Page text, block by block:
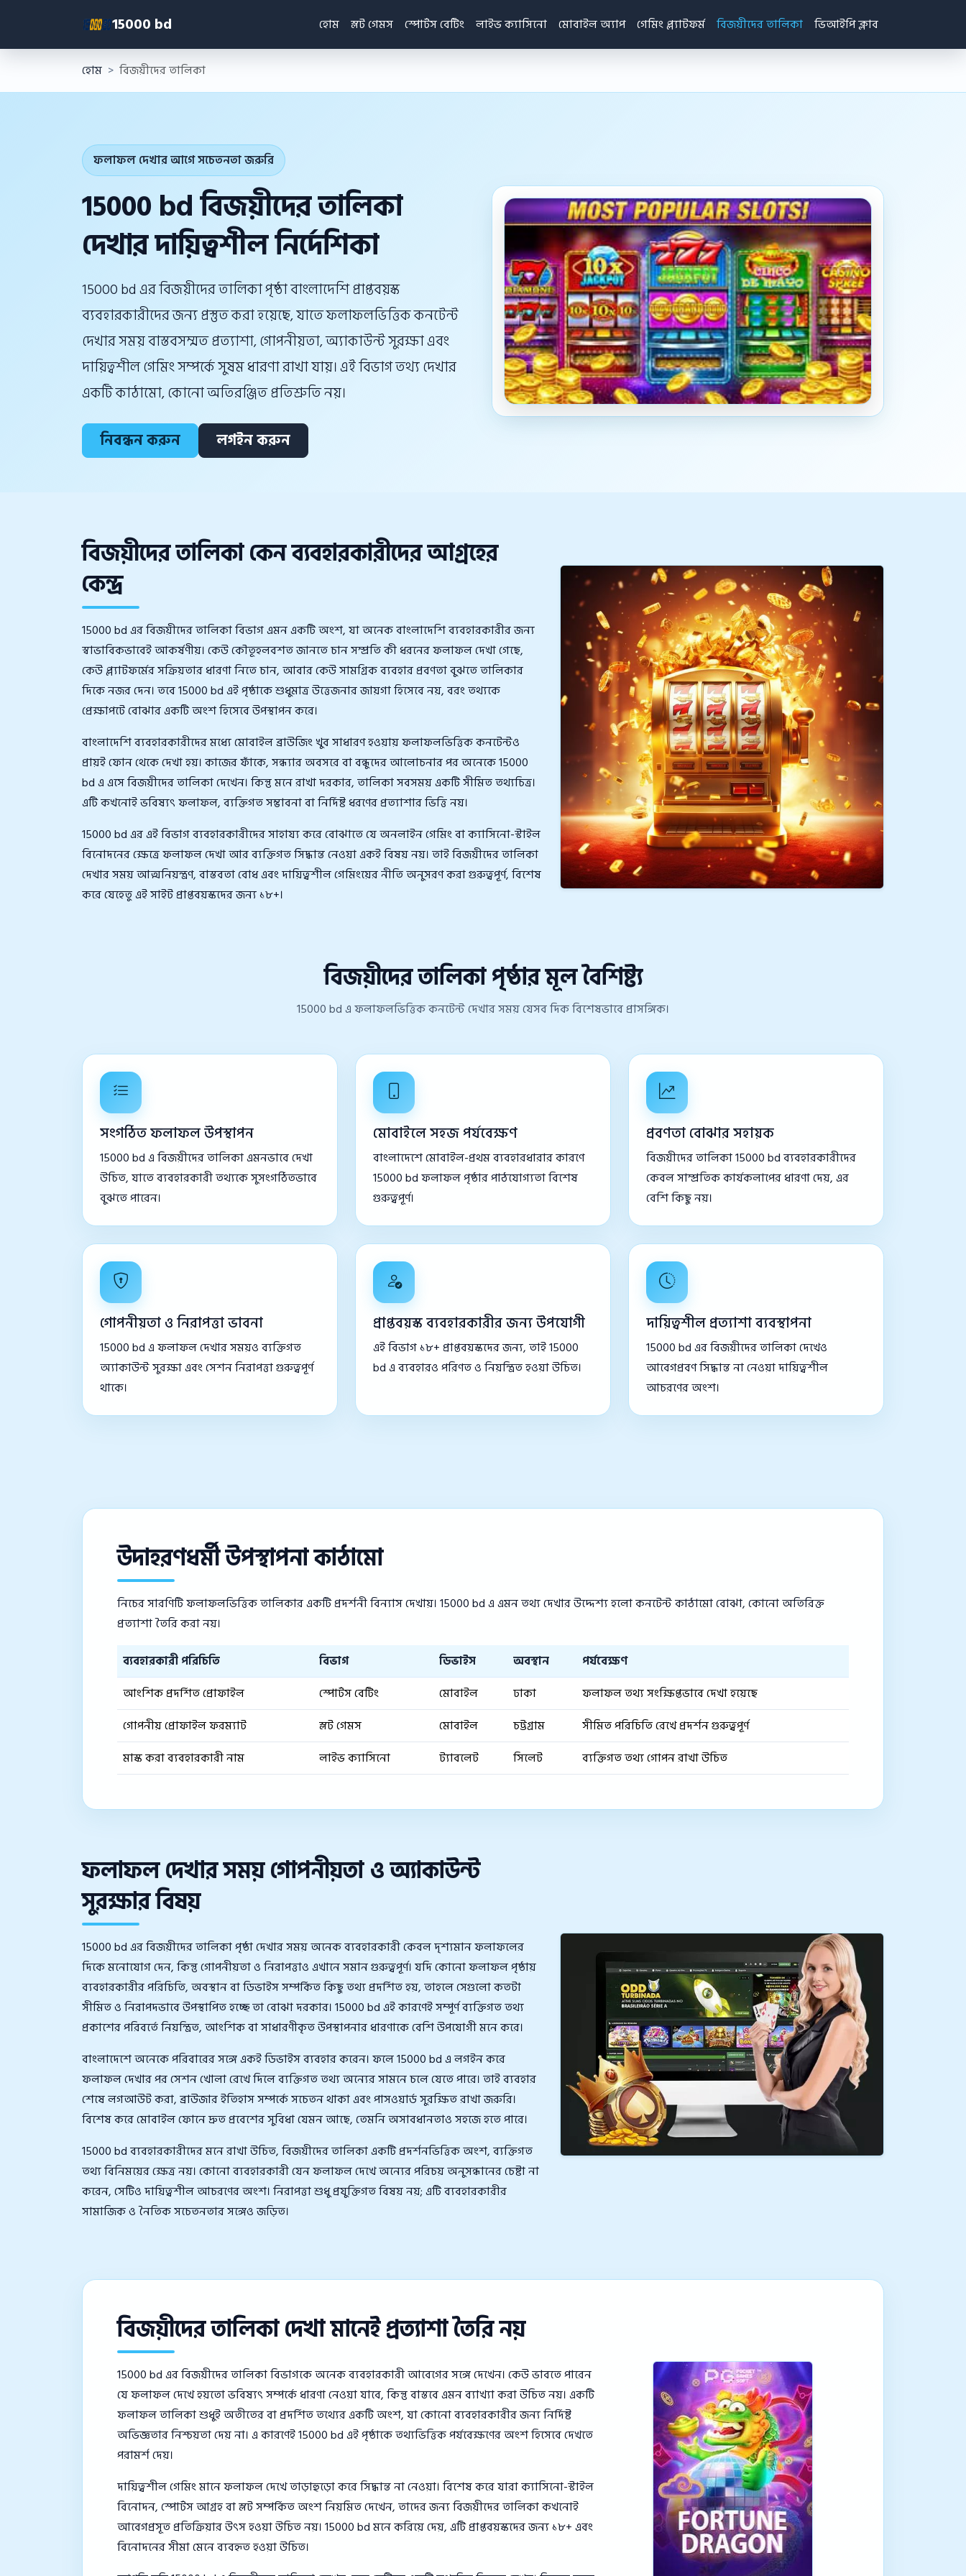
15000 bd হোম স্লট গেমস স্পোর্টস বেটিং লাইভ ক্যাসিনো মোবাইল অ্যাপ গেমিং প্ল্যাটফর্ম বিজয়ীদের তালিকা ভিআইপি ক্লাব
হোম বিজয়ীদের তালিকা
ফলাফল দেখার আগে সচেতনতা জরুরি
15000 bd বিজয়ীদের তালিকা
দেখার দায়িত্বশীল নির্দেশিকা
15000 bd এর বিজয়ীদের তালিকা পৃষ্ঠা বাংলাদেশি প্রাপ্তবয়স্ক
ব্যবহারকারীদের জন্য প্রস্তুত করা হয়েছে, যাতে ফলাফলভিত্তিক কনটেন্ট
দেখার সময় বাস্তবসম্মত প্রত্যাশা, গোপনীয়তা, অ্যাকাউন্ট সুরক্ষা এবং
দায়িত্বশীল গেমিং সম্পর্কে সুষম ধারণা রাখা যায়। এই বিভাগ তথ্য দেখার
একটি কাঠামো, কোনো অতিরঞ্জিত প্রতিশ্রুতি নয়।
নিবন্ধন করুন লগইন করুন
বিজয়ীদের তালিকা কেন ব্যবহারকারীদের আগ্রহের
কেন্দ্র
15000 bd এর বিজয়ীদের তালিকা বিভাগ এমন একটি অংশ, যা অনেক বাংলাদেশি ব্যবহারকারীর জন্য
স্বাভাবিকভাবেই আকর্ষণীয়। কেউ কৌতূহলবশত জানতে চান সম্প্রতি কী ধরনের ফলাফল দেখা গেছে,
কেউ প্ল্যাটফর্মের সক্রিয়তার ধারণা নিতে চান, আবার কেউ সামগ্রিক ব্যবহার প্রবণতা বুঝতে তালিকার
দিকে নজর দেন। তবে 15000 bd এই পৃষ্ঠাকে শুধুমাত্র উত্তেজনার জায়গা হিসেবে নয়, বরং তথ্যকে
প্রেক্ষাপটে বোঝার একটি অংশ হিসেবে উপস্থাপন করে।
বাংলাদেশি ব্যবহারকারীদের মধ্যে মোবাইল ব্রাউজিং খুব সাধারণ হওয়ায় ফলাফলভিত্তিক কনটেন্টও
প্রায়ই ফোন থেকে দেখা হয়। কাজের ফাঁকে, সন্ধ্যার অবসরে বা বন্ধুদের আলোচনার পর অনেকে 15000
bd এ এসে বিজয়ীদের তালিকা দেখেন। কিন্তু মনে রাখা দরকার, তালিকা সবসময় একটি সীমিত তথ্যচিত্র।
এটি কখনোই ভবিষ্যৎ ফলাফল, ব্যক্তিগত সম্ভাবনা বা নির্দিষ্ট ধরণের প্রত্যাশার ভিত্তি নয়।
15000 bd এর এই বিভাগ ব্যবহারকারীদের সাহায্য করে বোঝাতে যে অনলাইন গেমিং বা ক্যাসিনো-স্টাইল
বিনোদনের ক্ষেত্রে ফলাফল দেখা আর ব্যক্তিগত সিদ্ধান্ত নেওয়া একই বিষয় নয়। তাই বিজয়ীদের তালিকা
দেখার সময় আত্মনিয়ন্ত্রণ, বাস্তবতা বোধ এবং দায়িত্বশীল গেমিংয়ের নীতি অনুসরণ করা গুরুত্বপূর্ণ, বিশেষ
করে যেহেতু এই সাইট প্রাপ্তবয়স্কদের জন্য ১৮+।
বিজয়ীদের তালিকা পৃষ্ঠার মূল বৈশিষ্ট্য
15000 bd এ ফলাফলভিত্তিক কনটেন্ট দেখার সময় যেসব দিক বিশেষভাবে প্রাসঙ্গিক।
সংগঠিত ফলাফল উপস্থাপন
15000 bd এ বিজয়ীদের তালিকা এমনভাবে দেখা
উচিত, যাতে ব্যবহারকারী তথ্যকে সুসংগঠিতভাবে
বুঝতে পারেন।
মোবাইলে সহজ পর্যবেক্ষণ
বাংলাদেশে মোবাইল-প্রথম ব্যবহারধারার কারণে
15000 bd ফলাফল পৃষ্ঠার পাঠযোগ্যতা বিশেষ
গুরুত্বপূর্ণ।
প্রবণতা বোঝার সহায়ক
বিজয়ীদের তালিকা 15000 bd ব্যবহারকারীদের
কেবল সাম্প্রতিক কার্যকলাপের ধারণা দেয়, এর
বেশি কিছু নয়।
গোপনীয়তা ও নিরাপত্তা ভাবনা
15000 bd এ ফলাফল দেখার সময়ও ব্যক্তিগত
অ্যাকাউন্ট সুরক্ষা এবং সেশন নিরাপত্তা গুরুত্বপূর্ণ
থাকে।
প্রাপ্তবয়স্ক ব্যবহারকারীর জন্য উপযোগী
এই বিভাগ ১৮+ প্রাপ্তবয়স্কদের জন্য, তাই 15000
bd এ ব্যবহারও পরিণত ও নিয়ন্ত্রিত হওয়া উচিত।
দায়িত্বশীল প্রত্যাশা ব্যবস্থাপনা
15000 bd এর বিজয়ীদের তালিকা দেখেও
আবেগপ্রবণ সিদ্ধান্ত না নেওয়া দায়িত্বশীল
আচরণের অংশ।
উদাহরণধর্মী উপস্থাপনা কাঠামো
নিচের সারণিটি ফলাফলভিত্তিক তালিকার একটি প্রদর্শনী বিন্যাস দেখায়। 15000 bd এ এমন তথ্য দেখার উদ্দেশ্য হলো কনটেন্ট কাঠামো বোঝা, কোনো অতিরিক্ত
প্রত্যাশা তৈরি করা নয়।
ব্যবহারকারী পরিচিতি
বিভাগ ডিভাইস অবস্থান
পর্যবেক্ষণ
আংশিক প্রদর্শিত প্রোফাইল
স্পোর্টস বেটিং মোবাইল ঢাকা
ফলাফল তথ্য সংক্ষিপ্তভাবে দেখা হয়েছে
গোপনীয় প্রোফাইল ফরম্যাট
স্লট গেমস মোবাইল চট্টগ্রাম
সীমিত পরিচিতি রেখে প্রদর্শন গুরুত্বপূর্ণ
মাস্ক করা ব্যবহারকারী নাম
লাইভ ক্যাসিনো ট্যাবলেট সিলেট ব্যক্তিগত তথ্য গোপন রাখা উচিত
ফলাফল দেখার সময় গোপনীয়তা ও অ্যাকাউন্ট
সুরক্ষার বিষয়
15000 bd এর বিজয়ীদের তালিকা পৃষ্ঠা দেখার সময় অনেক ব্যবহারকারী কেবল দৃশ্যমান ফলাফলের
দিকে মনোযোগ দেন, কিন্তু গোপনীয়তা ও নিরাপত্তাও এখানে সমান গুরুত্বপূর্ণ। যদি কোনো ফলাফল পৃষ্ঠায়
ব্যবহারকারীর পরিচিতি, অবস্থান বা ডিভাইস সম্পর্কিত কিছু তথ্য প্রদর্শিত হয়, তাহলে সেগুলো কতটা
সীমিত ও নিরাপদভাবে উপস্থাপিত হচ্ছে তা বোঝা দরকার। 15000 bd এই কারণেই সম্পূর্ণ ব্যক্তিগত তথ্য
প্রকাশের পরিবর্তে নিয়ন্ত্রিত, আংশিক বা সাধারণীকৃত উপস্থাপনার ধারণাকে বেশি উপযোগী মনে করে।
বাংলাদেশে অনেকে পরিবারের সঙ্গে একই ডিভাইস ব্যবহার করেন। ফলে 15000 bd এ লগইন করে
ফলাফল দেখার পর সেশন খোলা রেখে দিলে ব্যক্তিগত তথ্য অন্যের সামনে চলে যেতে পারে। তাই ব্যবহার
শেষে লগআউট করা, ব্রাউজার ইতিহাস সম্পর্কে সচেতন থাকা এবং পাসওয়ার্ড সুরক্ষিত রাখা জরুরি।
বিশেষ করে মোবাইল ফোনে দ্রুত প্রবেশের সুবিধা যেমন আছে, তেমনি অসাবধানতাও সহজে হতে পারে।
15000 bd ব্যবহারকারীদের মনে রাখা উচিত, বিজয়ীদের তালিকা একটি প্রদর্শনভিত্তিক অংশ, ব্যক্তিগত
তথ্য বিনিময়ের ক্ষেত্র নয়। কোনো ব্যবহারকারী যেন ফলাফল দেখে অন্যের পরিচয় অনুসন্ধানের চেষ্টা না
করেন, সেটিও দায়িত্বশীল আচরণের অংশ। নিরাপত্তা শুধু প্রযুক্তিগত বিষয় নয়; এটি ব্যবহারকারীর
সামাজিক ও নৈতিক সচেতনতার সঙ্গেও জড়িত।
বিজয়ীদের তালিকা দেখা মানেই প্রত্যাশা তৈরি নয়
15000 bd এর বিজয়ীদের তালিকা বিভাগকে অনেক ব্যবহারকারী আবেগের সঙ্গে দেখেন। কেউ ভাবতে পারেন
যে ফলাফল দেখে হয়তো ভবিষ্যৎ সম্পর্কে ধারণা নেওয়া যাবে, কিন্তু বাস্তবে এমন ব্যাখ্যা করা উচিত নয়। একটি
ফলাফল তালিকা শুধুই অতীতের বা প্রদর্শিত তথ্যের একটি অংশ, যা কোনো ব্যবহারকারীর জন্য নির্দিষ্ট
অভিজ্ঞতার নিশ্চয়তা দেয় না। এ কারণেই 15000 bd এই পৃষ্ঠাকে তথ্যভিত্তিক পর্যবেক্ষণের অংশ হিসেবে দেখতে
পরামর্শ দেয়।
দায়িত্বশীল গেমিং মানে ফলাফল দেখে তাড়াহুড়ো করে সিদ্ধান্ত না নেওয়া। বিশেষ করে যারা ক্যাসিনো-স্টাইল
বিনোদন, স্পোর্টস আগ্রহ বা স্লট সম্পর্কিত অংশ নিয়মিত দেখেন, তাদের জন্য বিজয়ীদের তালিকা কখনোই
আবেগপ্রসূত প্রতিক্রিয়ার উৎস হওয়া উচিত নয়। 15000 bd মনে করিয়ে দেয়, এটি প্রাপ্তবয়স্কদের জন্য ১৮+ এবং
বিনোদনের সীমা মেনে ব্যবহৃত হওয়া উচিত।